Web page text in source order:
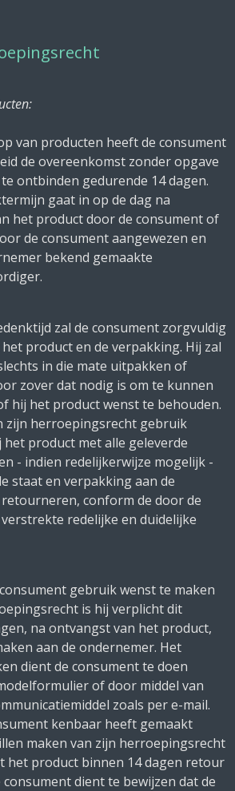
van producten heeft de consument
de overeenkomst zonder opgave
ontbinden gedurende 14 dagen.
gaat in op de dag na
het product door de consument of
de consument aangewezen en
bekend gemaakte
zal de consument zorgvuldig
product en de verpakking. Hij zal
in die mate uitpakken of
zover dat nodig is om te kunnen
hij het product wenst te behouden.
zijn herroepingsrecht gebruik
het product met alle geleverde
- indien redelijkerwijze mogelijk -
staat en verpakking aan de
conform de door de
redelijke en duidelijke
gebruik wenst te maken
is hij verplicht dit
na ontvangst van het product,
aan de ondernemer. Het
dient de consument te doen
of door middel van
zoals per e-mail.
kenbaar heeft gemaakt
maken van zijn herroepingsrecht
het product binnen 14 dagen retour
dient te bewijzen dat de